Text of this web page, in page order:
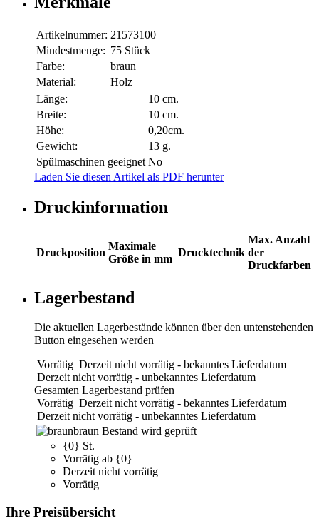
Artikelnummer: 21573100
Mindestmenge: 75 Stück
Farbe:
braun
Material:
Holz
Länge:
10 cm.
Breite:
10 cm.
Höhe:
0,20cm.
Gewicht:
13 g.
Spülmaschinen geeignet No
Laden Sie diesen Artikel als PDF herunter
Druckinformation
Druckposition
Maximale
Größe in mm
Drucktechnik
Max. Anzahl
der
Druckfarben
Lagerbestand
Die aktuellen Lagerbestände können über den untenstehenden
Button eingesehen werden
Vorrätig Derzeit nicht vorrätig - bekanntes Lieferdatum
Derzeit nicht vorrätig - unbekanntes Lieferdatum
Gesamten Lagerbestand prüfen
Vorrätig Derzeit nicht vorrätig - bekanntes Lieferdatum
Derzeit nicht vorrätig - unbekanntes Lieferdatum
braun Bestand wird geprüft
{0} St.
Vorrätig ab {0}
Derzeit nicht vorrätig
Vorrätig
Ihre Preisübersicht